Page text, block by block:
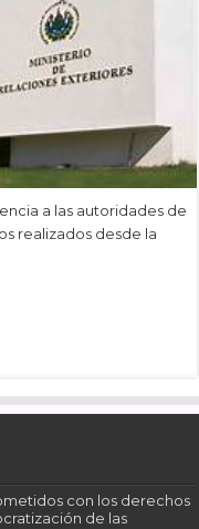
a las autoridades de
realizados desde la
con los derechos
de las